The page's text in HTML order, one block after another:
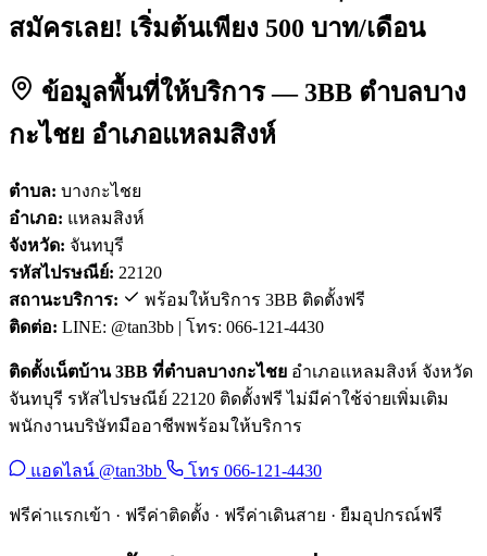
สมัครเลย! เริ่มต้นเพียง 500 บาท/เดือน
ข้อมูลพื้นที่ให้บริการ — 3BB ตำบลบาง
กะไชย อำเภอแหลมสิงห์
ตำบล: บางกะไชย
อำเภอ: แหลมสิงห์
จังหวัด: จันทบุรี
รหัสไปรษณีย์: 22120
สถานะบริการ:
พร้อมให้บริการ 3BB ติดตั้งฟรี
ติดต่อ: LINE: @tan3bb | โทร: 066-121-4430
ติดตั้งเน็ตบ้าน 3BB ที่ตำบลบางกะไชย อำเภอแหลมสิงห์ จังหวัด
จันทบุรี รหัสไปรษณีย์ 22120 ติดตั้งฟรี ไม่มีค่าใช้จ่ายเพิ่มเติม
พนักงานบริษัทมืออาชีพพร้อมให้บริการ
แอดไลน์ @tan3bb โทร 066-121-4430
ฟรีค่าแรกเข้า · ฟรีค่าติดตั้ง · ฟรีค่าเดินสาย · ยืมอุปกรณ์ฟรี